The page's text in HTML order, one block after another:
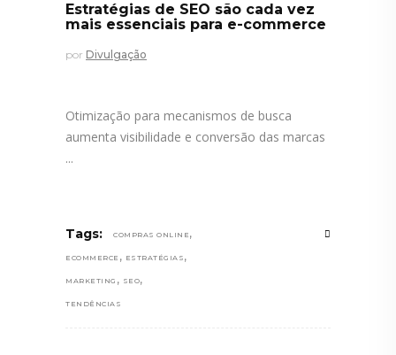
Estratégias de SEO são cada vez
mais essenciais para e-commerce
por Divulgação
Otimização para mecanismos de busca
aumenta visibilidade e conversão das marcas
Tags: COMPRAS ONLINE ,
ECOMMERCE , ESTRATÉGIAS ,
MARKETING , SEO,
TENDÊNCIAS